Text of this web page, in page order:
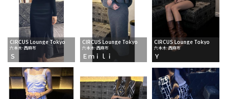
CIRCUS Lounge Tokyo
六本木･西麻布
Ｓ
CIRCUS Lounge Tokyo
六本木･西麻布
Ｅｍｉｌｉ
CIRCUS Lounge Tokyo
六本木･西麻布
Ｙ